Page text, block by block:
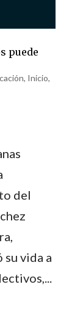
puede
, Inicio,
del
su vida a